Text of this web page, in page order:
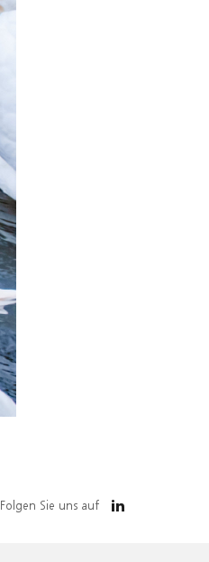
Folgen Sie uns auf